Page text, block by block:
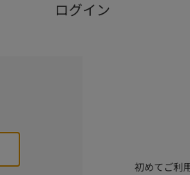
ログイン
初めてご利